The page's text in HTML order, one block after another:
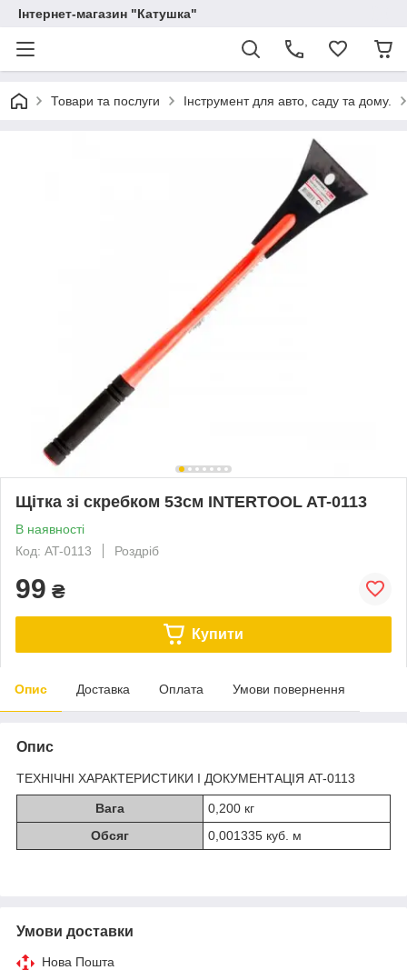
Інтернет-магазин "Катушка"
Товари та послуги Інструмент для авто, саду та дому.
Щітка зі скребком 53см INTERTOOL AT-0113
В наявності
Код: AT-0113
Роздріб
99 ₴
Купити
Опис Доставка Оплата Умови повернення
Опис
ТЕХНІЧНІ ХАРАКТЕРИСТИКИ І ДОКУМЕНТАЦІЯ AT-0113
Вага
0,200 кг
Обсяг
0,001335 куб. м
Умови доставки
Нова Пошта